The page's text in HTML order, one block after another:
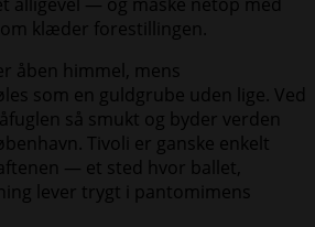
klæder forestillingen.
åben himmel, mens
som en guldgrube uden lige. Ved
så smukt og byder verden
Tivoli er ganske enkelt
— et sted hvor ballet,
lever trygt i pantomimens